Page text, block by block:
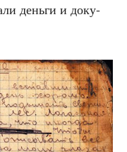
день­ги и доку­